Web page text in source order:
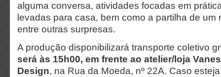
alguma conversa, atividades focadas em
levadas para casa, bem como a partilha de um
entre outras surpresas.
A produção disponibilizará transporte coletivo
será às 15h00, em frente ao atelier/loja
Design, na Rua da Moeda, nº 22A. Caso